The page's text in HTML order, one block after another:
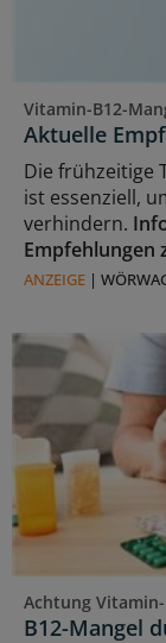
Vitamin-B12-
Aktuelle
Die frühzeitige
ist essenziell,
verhindern.
Empfehlungen
ANZEIGE |
Achtung
B12-Mangel